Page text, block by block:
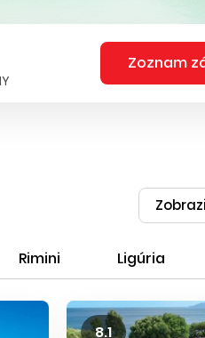
Zoznam
Rimini Ligúria
8.1